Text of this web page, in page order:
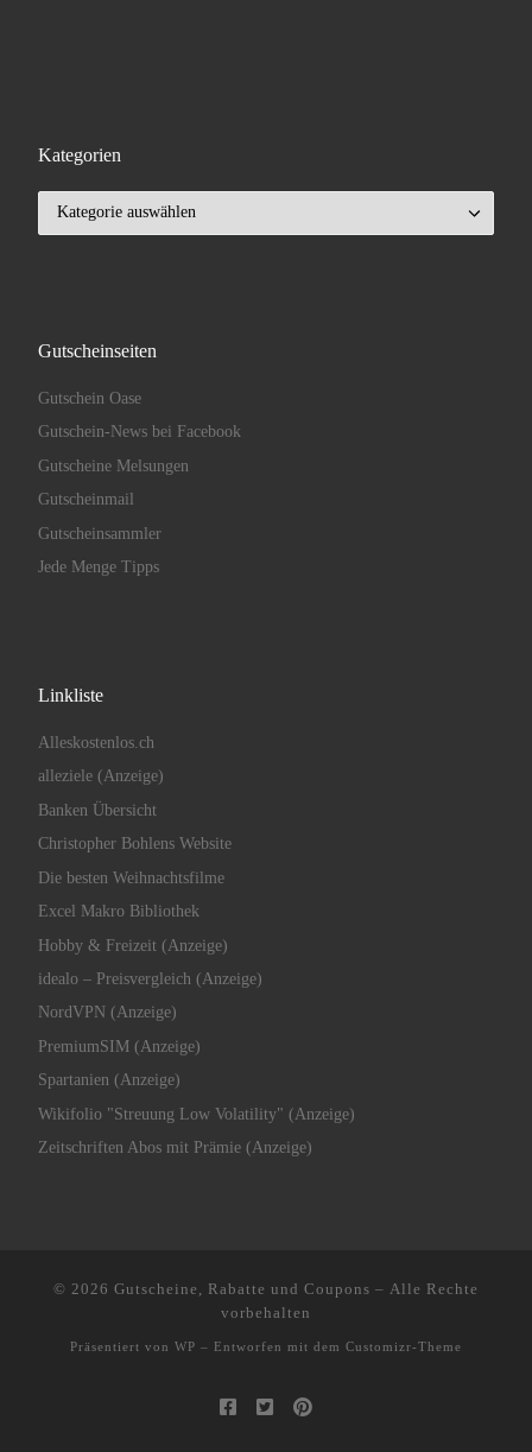
Kategorien
Gutscheinseiten
Gutschein Oase
Gutschein-News bei Facebook
Gutscheine Melsungen
Gutscheinmail
Gutscheinsammler
Jede Menge Tipps
Linkliste
Alleskostenlos.ch
alleziele (Anzeige)
Banken Übersicht
Christopher Bohlens Website
Die besten Weihnachtsfilme
Excel Makro Bibliothek
Hobby & Freizeit (Anzeige)
idealo – Preisvergleich (Anzeige)
NordVPN (Anzeige)
PremiumSIM (Anzeige)
Spartanien (Anzeige)
Wikifolio "Streuung Low Volatility" (Anzeige)
Zeitschriften Abos mit Prämie (Anzeige)
© 2026 Gutscheine, Rabatte und Coupons – Alle Rechte
vorbehalten
Präsentiert von WP – Entworfen mit dem Customizr-Theme